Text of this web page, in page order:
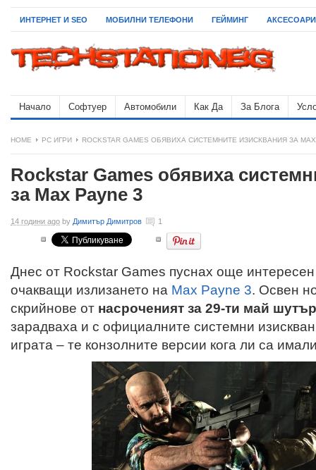
ИНТЕРНЕТ И SEO МОБИЛНИ ТЕЛЕФОНИ ГЕЙМИНГ АКСЕСОАРИ
Начало Софтуер Автомобили Как Да За Блога
HOME PC ИГРИ ROCKSTAR GAMES ОБЯВИХА СИСТЕМНИТЕ ИЗИСКВАНИЯ ЗА MAX
Rockstar Games обявиха
за Max Payne 3
14 години ago by Димитър Димитров 1
Днес от Rockstar Games пуснах още
очакващи излизането на Max Payne 3. Освен
скрийнове от насроченият за 29-ти май шутър
зарадваха и с официалните системни
играта – те конзолните версии кога ли са